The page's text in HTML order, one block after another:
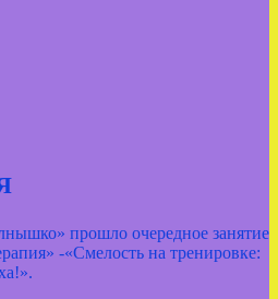
прошло очередное занятие
-«Смелость на тренировке: